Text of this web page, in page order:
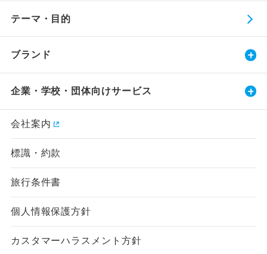
テーマ・目的
ブランド
企業・学校・団体向けサービス
会社案内
標識・約款
旅行条件書
個人情報保護方針
カスタマーハラスメント方針